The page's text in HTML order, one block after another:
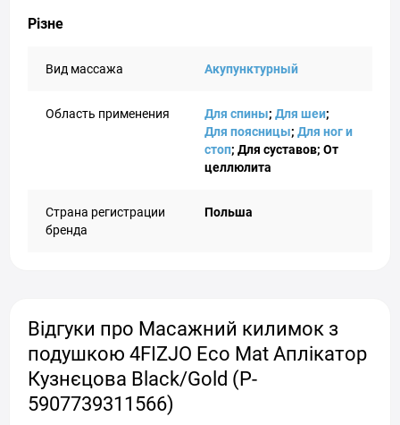
Різне
Вид массажа Акупунктурный
Область применения Для спины; Для шеи;
Для поясницы; Для ног и
стоп; Для суставов; От
целлюлита
Страна регистрации
бренда
Польша
Відгуки про Масажний килимок з
подушкою 4FIZJO Eco Mat Аплікатор
Кузнєцова Black/Gold (P-
5907739311566)